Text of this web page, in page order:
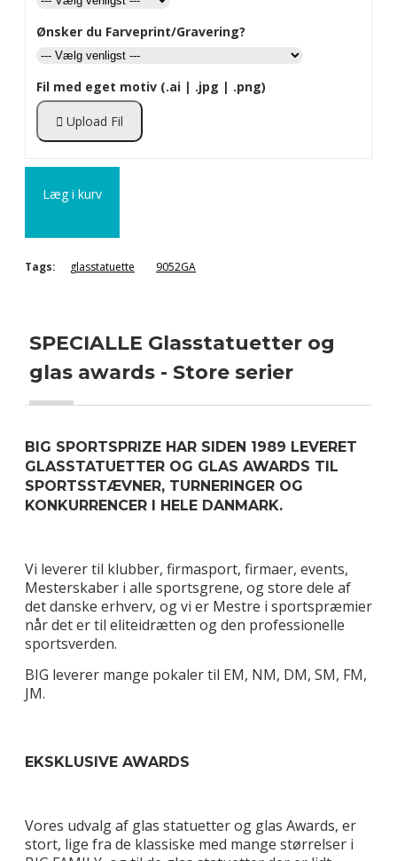
Ønsker du Farveprint/Gravering?
Fil med eget motiv (.ai | .jpg | .png)
Upload Fil
Læg i kurv
Tags: glasstatuette 9052GA
SPECIALLE Glasstatuetter og
glas awards - Store serier
BIG SPORTSPRIZE HAR SIDEN 1989 LEVERET
GLASSTATUETTER OG GLAS AWARDS TIL
SPORTSSTÆVNER, TURNERINGER OG
KONKURRENCER I HELE DANMARK.
Vi leverer til klubber, firmasport, firmaer, events,
Mesterskaber i alle sportsgrene, og store dele af
det danske erhverv, og vi er Mestre i sportspræmier
når det er til eliteidrætten og den professionelle
sportsverden.
BIG leverer mange pokaler til EM, NM, DM, SM, FM,
JM.
EKSKLUSIVE AWARDS
Vores udvalg af glas statuetter og glas Awards, er
stort, lige fra de klassiske med mange størrelser i